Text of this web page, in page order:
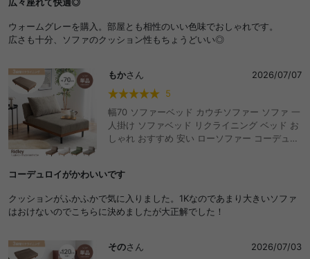
広々座れて快適◎
ウォームグレーを購入。部屋とも相性のいい色味でおしゃれです。
広さも十分、ソファのクッション性もちょうどいい◎
もかさん
2026/07/07
5
幅70 ソファーベッド カウチソファー ソファ 一
人掛け ソファベッド リクライニング ベッド お
しゃれ おすすめ 安い ローソファー コーデュロ
りたたみ 寝れる ごろ寝
コーデュロイがかわいいです
クッションがふかふかで気に入りました。1Kなのであまり大きいソファ
はおけないのでこちらに決めましたが大正解でした！
そのさん
2026/07/03